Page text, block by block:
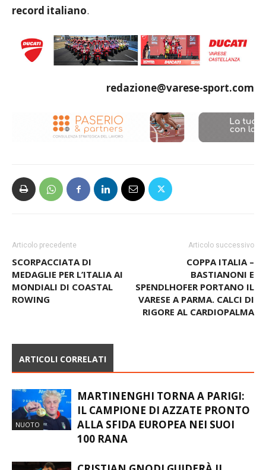
record italiano.
redazione@varese-sport.com
Articolo precedente
SCORPACCIATA DI
MEDAGLIE PER L’ITALIA AI
Articolo successivo
COPPA ITALIA –
BASTIANONI E
SPENDLHOFER PORTANO IL
MARTINENGHI TORNA A PARIGI:
IL CAMPIONE DI AZZATE PRONTO
ALLA SFIDA EUROPEA NEI SUOI